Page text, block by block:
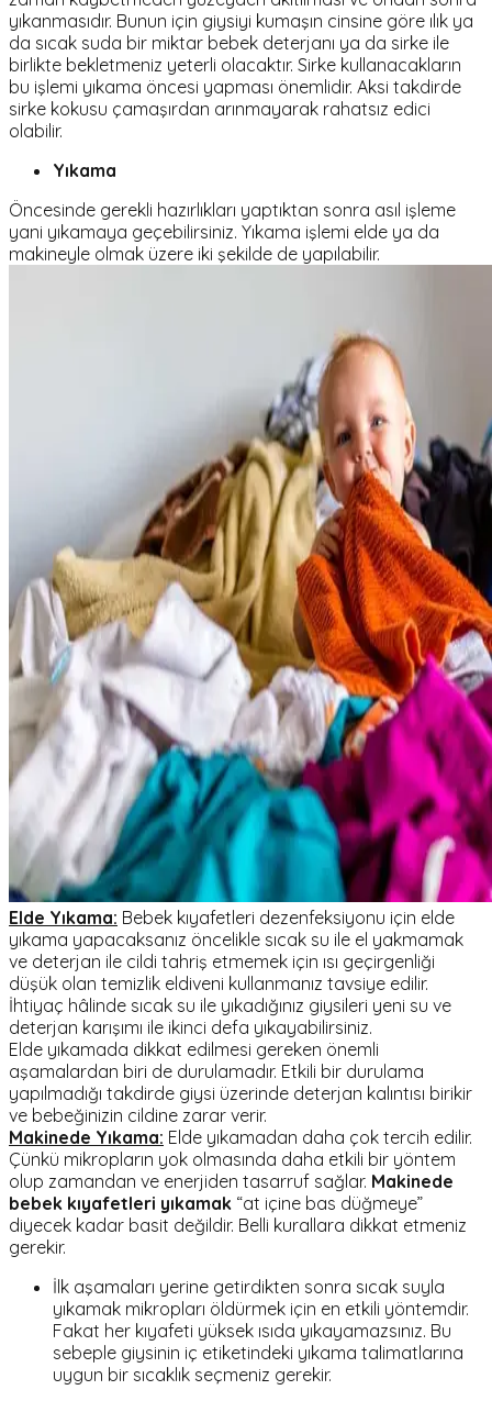
yıkanmasıdır. Bunun için giysiyi kumaşın cinsine göre ılık ya
da sıcak suda bir miktar bebek deterjanı ya da sirke ile
birlikte bekletmeniz yeterli olacaktır. Sirke kullanacakların
bu işlemi yıkama öncesi yapması önemlidir. Aksi takdirde
sirke kokusu çamaşırdan arınmayarak rahatsız edici
olabilir.
Yıkama
Öncesinde gerekli hazırlıkları yaptıktan sonra asıl işleme
yani yıkamaya geçebilirsiniz. Yıkama işlemi elde ya da
makineyle olmak üzere iki şekilde de yapılabilir.
Elde Yıkama: Bebek kıyafetleri dezenfeksiyonu için elde
yıkama yapacaksanız öncelikle sıcak su ile el yakmamak
ve deterjan ile cildi tahriş etmemek için ısı geçirgenliği
düşük olan temizlik eldiveni kullanmanız tavsiye edilir.
İhtiyaç hâlinde sıcak su ile yıkadığınız giysileri yeni su ve
deterjan karışımı ile ikinci defa yıkayabilirsiniz.
Elde yıkamada dikkat edilmesi gereken önemli
aşamalardan biri de durulamadır. Etkili bir durulama
yapılmadığı takdirde giysi üzerinde deterjan kalıntısı birikir
ve bebeğinizin cildine zarar verir.
Makinede Yıkama: Elde yıkamadan daha çok tercih edilir.
Çünkü mikropların yok olmasında daha etkili bir yöntem
olup zamandan ve enerjiden tasarruf sağlar. Makinede
bebek kıyafetleri yıkamak “at içine bas düğmeye”
diyecek kadar basit değildir. Belli kurallara dikkat etmeniz
gerekir.
İlk aşamaları yerine getirdikten sonra sıcak suyla
yıkamak mikropları öldürmek için en etkili yöntemdir.
Fakat her kıyafeti yüksek ısıda yıkayamazsınız. Bu
sebeple giysinin iç etiketindeki yıkama talimatlarına
uygun bir sıcaklık seçmeniz gerekir.